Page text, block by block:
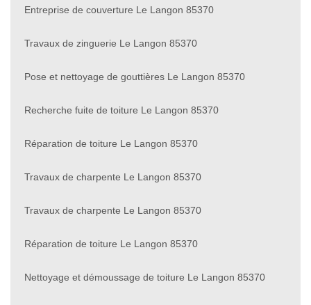
Entreprise de couverture Le Langon 85370
Travaux de zinguerie Le Langon 85370
Pose et nettoyage de gouttières Le Langon 85370
Recherche fuite de toiture Le Langon 85370
Réparation de toiture Le Langon 85370
Travaux de charpente Le Langon 85370
Travaux de charpente Le Langon 85370
Réparation de toiture Le Langon 85370
Nettoyage et démoussage de toiture Le Langon 85370